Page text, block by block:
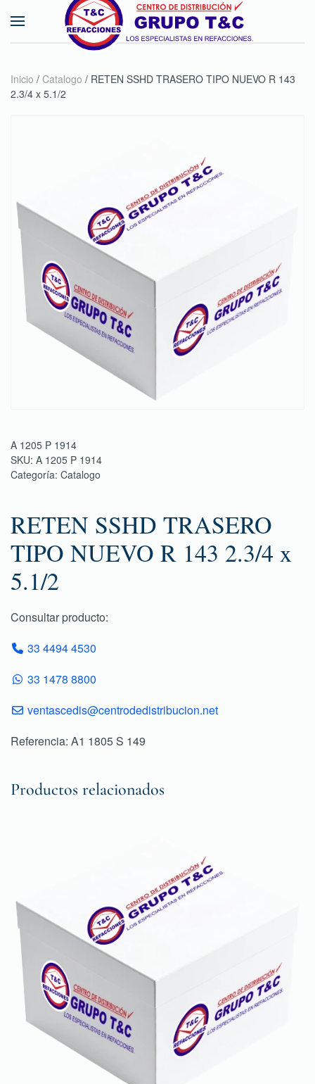
Skip to main content
Inicio / Catalogo / RETEN SSHD TRASERO TIPO NUEVO R 143
2.3/4 x 5.1/2
A 1205 P 1914
SKU: A 1205 P 1914
Categoría: Catalogo
RETEN SSHD TRASERO
TIPO NUEVO R 143 2.3/4 x
5.1/2
Consultar producto:
33 4494 4530
33 1478 8800
ventascedis@centrodedistribucion.net
Referencia: A1 1805 S 149
Productos relacionados